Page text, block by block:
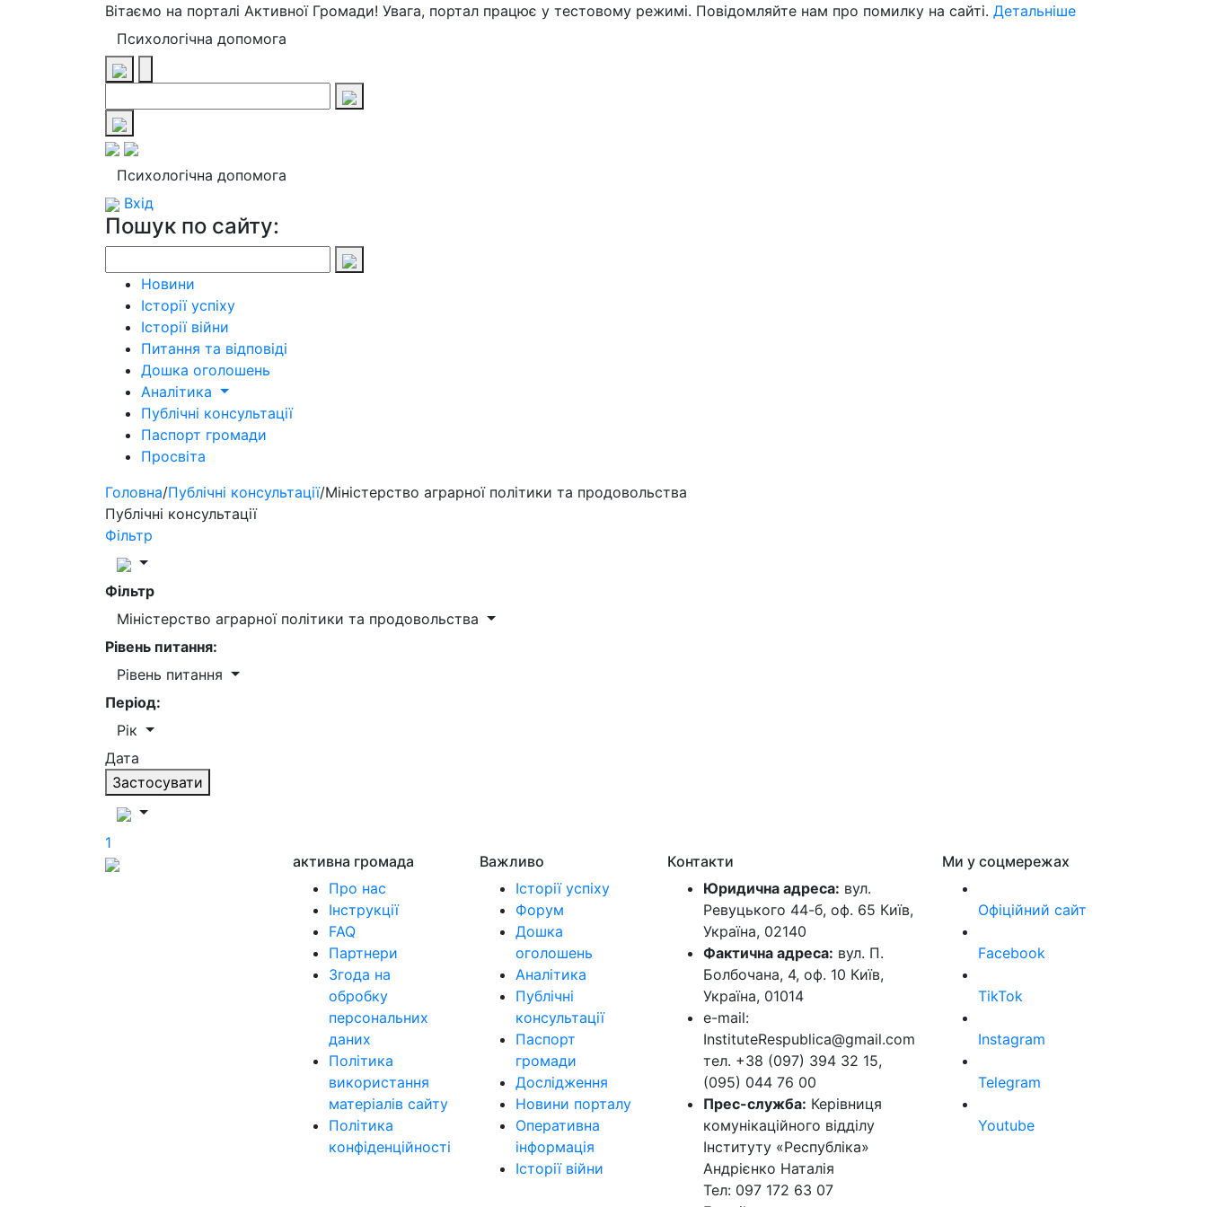
Вітаємо на порталі Активної Громади! Увага, портал працює у тестовому режимі. Повідомляйте нам про помилку на сайті. Детальніше
Психологічна допомога
Психологічна допомога
Вхід
Пошук по сайту:
Новини
Історії успіху
Історії війни
Питання та відповіді
Дошка оголошень
Аналітика
Публічні консультації
Паспорт громади
Просвіта
Головна/Публічні консультації/Міністерство аграрної політики та продовольства
Публічні консультації
Фільтр
Фільтр
Міністерство аграрної політики та продовольства
Рівень питання:
Рівень питання
Період:
Рік
Дата
Застосувати
1
активна громада
Про нас
Інструкції
FAQ
Партнери
Згода на
обробку
персональних
даних
Політика
використання
матеріалів сайту
Політика
конфіденційності
Важливо
Історії успіху
Форум
Дошка
оголошень
Аналітика
Публічні
консультації
Паспорт
громади
Дослідження
Новини порталу
Оперативна
інформація
Історії війни
Контакти
Юридична адреса: вул.
Ревуцького 44-б, оф. 65 Київ,
Україна, 02140
Фактична адреса: вул. П.
Болбочана, 4, оф. 10 Київ,
Україна, 01014
e-mail:
InstituteRespublica@gmail.com
тел. +38 (097) 394 32 15,
(095) 044 76 00
Прес-служба: Керівниця
комунікаційного відділу
Інституту «Республіка»
Андрієнко Наталія
Тел: 097 172 63 07
Ми у соцмережах
Офіційний сайт
Facebook
TikTok
Instagram
Telegram
Youtube